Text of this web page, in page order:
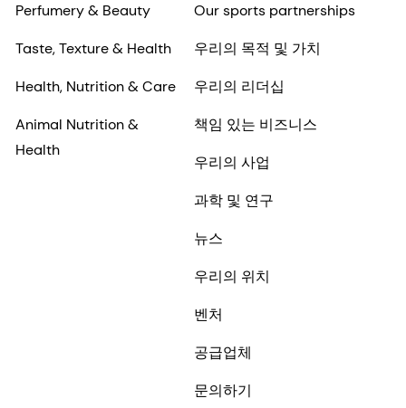
Perfumery & Beauty
Taste, Texture & Health
Health, Nutrition & Care
Animal Nutrition &
Health
Our sports partnerships
우리의 목적 및 가치
우리의 리더십
책임 있는 비즈니스
우리의 사업
과학 및 연구
뉴스
우리의 위치
벤처
공급업체
문의하기